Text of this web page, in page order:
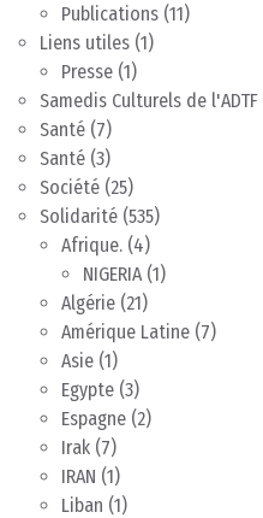
Publications (11)
Liens utiles (1)
Presse (1)
Samedis Culturels de l'ADTF
Santé (7)
Santé (3)
Société (25)
Solidarité (535)
Afrique. (4)
NIGERIA(1)
Algérie (21)
Amérique Latine (7)
Asie (1)
Egypte (3)
Espagne (2)
Irak (7)
IRAN (1)
Liban (1)